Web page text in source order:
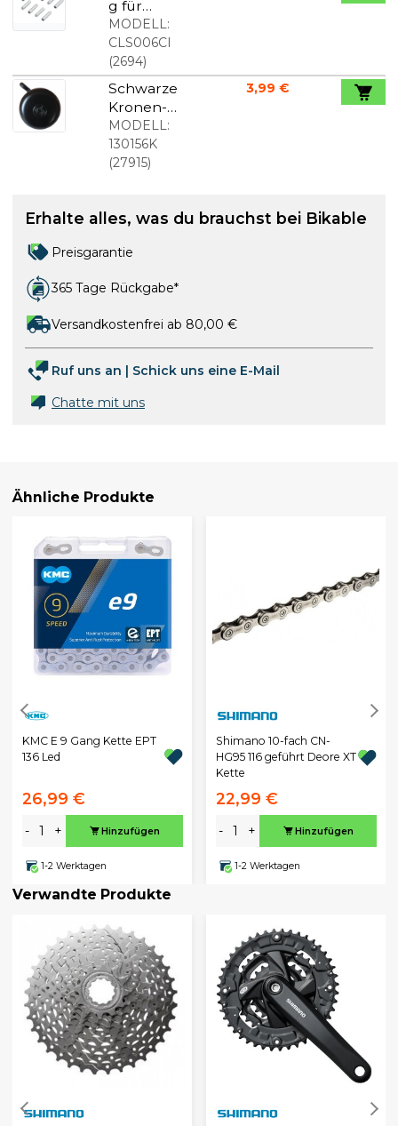
g für
Schaltzug
1,2mm 10
Stück
MODELL:
CLS006CI
(2694)
Schwarze
Kronen-
Fahrradklin
gel Ø55 mm
MODELL:
130156K
(27915)
3,99 €
Erhalte alles, was du brauchst bei Bikable
Preisgarantie
365 Tage Rückgabe*
Versandkostenfrei ab 80,00 €
Ruf uns an | Schick uns eine E-Mail
Chatte mit uns
Ähnliche Produkte
KMC E 9 Gang Kette EPT
136 Led
26,99 €
- + Hinzufügen
1-2 Werktagen
Shimano 10-fach CN-
HG95 116 geführt Deore XT
Kette
22,99 €
- + Hinzufügen
1-2 Werktagen
Verwandte Produkte